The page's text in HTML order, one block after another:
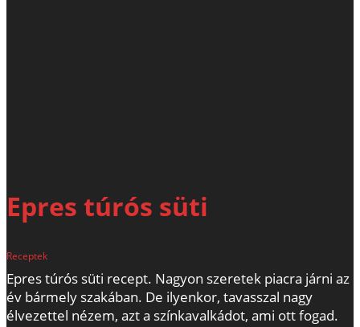
Epres túrós süti
Receptek
Epres túrós süti recept. Nagyon szeretek piacra járni az
év bármely szakában. De ilyenkor, tavasszal nagy
élvezettel nézem, azt a színkavalkádot, ami ott fogad.